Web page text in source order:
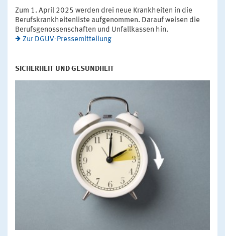
Zum 1. April 2025 werden drei neue Krankheiten in die
Berufskrankheitenliste aufgenommen. Darauf weisen die
Berufsgenossenschaften und Unfallkassen hin.
Zur DGUV-Pressemitteilung
SICHERHEIT UND GESUNDHEIT